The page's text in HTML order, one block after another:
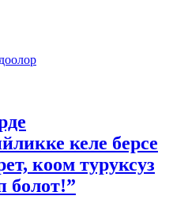
келе берсе
коом туруксуз
болот!”